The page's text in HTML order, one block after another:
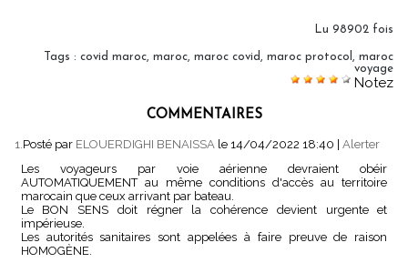
Lu 98902 fois
Tags : covid maroc, maroc, maroc covid, maroc protocol , maroc
voyage
Notez
COMMENTAIRES
1.Posté par ELOUERDIGHI BENAISSA le 14/04/2022 18:40
Alerter
Les voyageurs par voie aérienne devraient obéir
AUTOMATIQUEMENT au même conditions d'accès au territoire
marocain que ceux arrivant par bateau.
Le BON SENS doit régner la cohérence devient urgente et
impérieuse.
Les autorités sanitaires sont appelées à faire preuve de raison
HOMOGÈNE.